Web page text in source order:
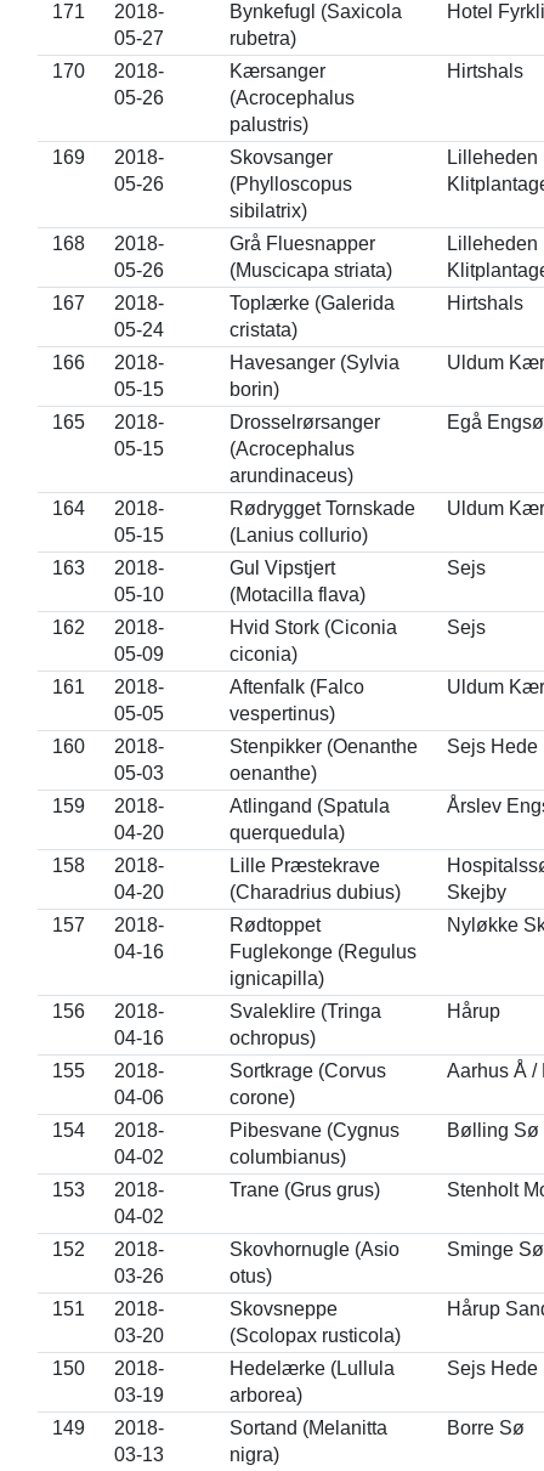
171
2018-
05-27
Bynkefugl (Saxicola
rubetra)
Hotel
170
2018-
05-26
Kærsanger
(Acrocephalus
palustris)
Hirtshals
169
2018-
05-26
Skovsanger
(Phylloscopus
sibilatrix)
Lilleheden
168
2018-
05-26
Grå Fluesnapper
(Muscicapa striata)
Lilleheden
167
2018-
05-24
Toplærke (Galerida
cristata)
Hirtshals
166
2018-
05-15
Havesanger (Sylvia
borin)
Uldum Kær
165
2018-
05-15
Drosselrørsanger
(Acrocephalus
arundinaceus)
Egå Engsø
164
2018-
05-15
Rødrygget Tornskade
(Lanius collurio)
Uldum Kær
163
2018-
05-10
Gul Vipstjert
(Motacilla flava)
Sejs
162
2018-
05-09
Hvid Stork (Ciconia
ciconia)
Sejs
161
2018-
05-05
Aftenfalk (Falco
vespertinus)
Uldum Kær
160
2018-
05-03
Stenpikker (Oenanthe
oenanthe)
Sejs Hede
159
2018-
04-20
Atlingand (Spatula
querquedula)
Årslev
158
2018-
04-20
Lille Præstekrave
(Charadrius dubius)
Skejby
157
2018-
04-16
Rødtoppet
Fuglekonge (Regulus
ignicapilla)
Nyløkke
156
2018-
04-16
Svaleklire (Tringa
ochropus)
Hårup
155
2018-
04-06
Sortkrage (Corvus
corone)
Aarhus Å /
154
2018-
04-02
Pibesvane (Cygnus
columbianus)
Bølling Sø
153
2018-
04-02
Trane (Grus grus) Stenholt
152
2018-
03-26
Skovhornugle (Asio
otus)
Sminge Sø
151
2018-
03-20
Skovsneppe
(Scolopax rusticola)
Hårup
150
2018-
03-19
Hedelærke (Lullula
arborea)
Sejs Hede
149
2018-
03-13
Sortand (Melanitta
nigra)
Borre Sø